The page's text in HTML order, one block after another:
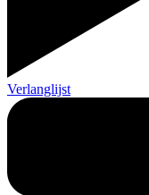
Verlanglijst